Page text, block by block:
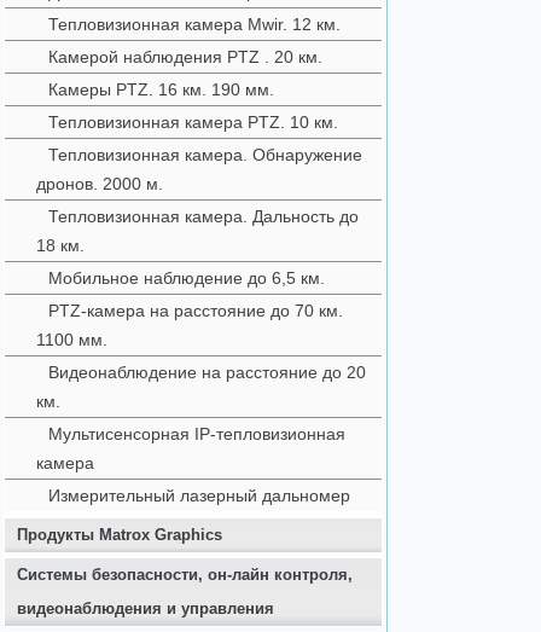
Тепловизионная камера Mwir. 12 км.
Камерой наблюдения PTZ . 20 км.
Камеры PTZ. 16 км. 190 мм.
Тепловизионная камера PTZ. 10 км.
Тепловизионная камера. Обнаружение
дронов. 2000 м.
Тепловизионная камера. Дальность до
18 км.
Мобильное наблюдение до 6,5 км.
PTZ-камера на расстояние до 70 км.
1100 мм.
Видеонаблюдение на расстояние до 20
км.
Мультисенсорная IP-тепловизионная
камера
Измерительный лазерный дальномер
Продукты Matrox Graphics
Системы безопасности, он-лайн контроля,
видеонаблюдения и управления